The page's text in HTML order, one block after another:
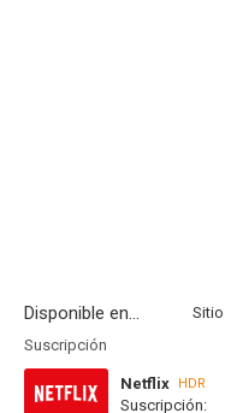
Disponible en...
Suscripción
Netflix HDR
Suscripción: